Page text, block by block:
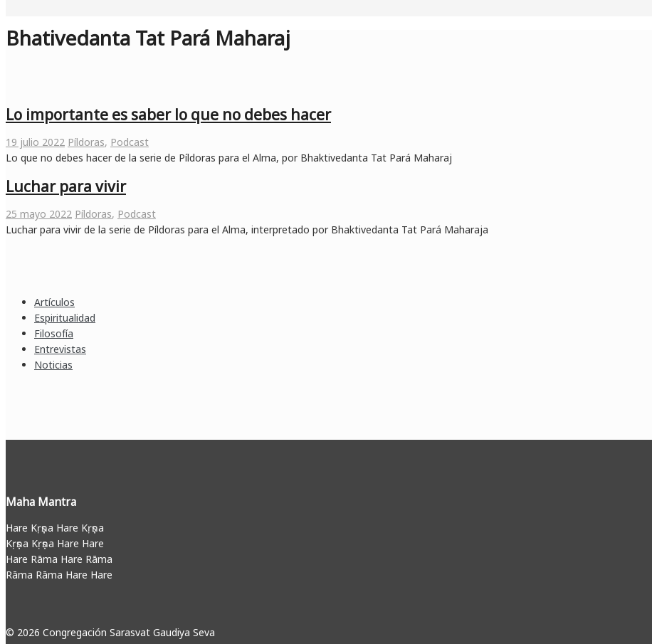
Bhativedanta Tat Pará Maharaj
Lo importante es saber lo que no debes hacer
19 julio 2022 Píldoras, Podcast
Lo que no debes hacer de la serie de Píldoras para el Alma, por Bhaktivedanta Tat Pará Maharaj
Luchar para vivir
25 mayo 2022 Píldoras, Podcast
Luchar para vivir de la serie de Píldoras para el Alma, interpretado por Bhaktivedanta Tat Pará Maharaja
Artículos
Espiritualidad
Filosofía
Entrevistas
Noticias
Maha Mantra
Hare Kṛṣṇa Hare Kṛṣṇa
Kṛṣṇa Kṛṣṇa Hare Hare
Hare Rāma Hare Rāma
Rāma Rāma Hare Hare
© 2026 Congregación Sarasvat Gaudiya Seva